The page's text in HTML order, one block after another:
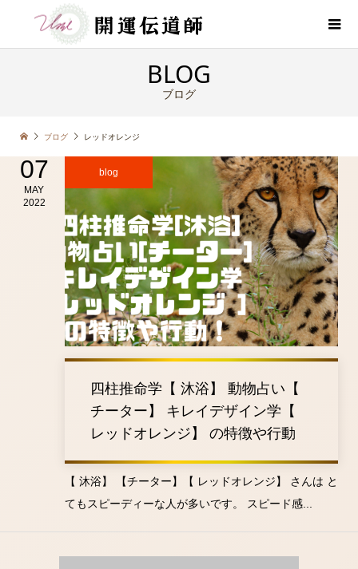
BLOG
ブログ
ブログ レッドオレンジ
07
MAY
2022
blog
四柱推命学【 沐浴】 動物占い【
チーター】 キレイデザイン学【
レッドオレンジ】 の特徴や行動
【 沐浴】 【チーター】【 レッドオレンジ】 さんは と
てもスピーディーな人が多いです。 スピード感...